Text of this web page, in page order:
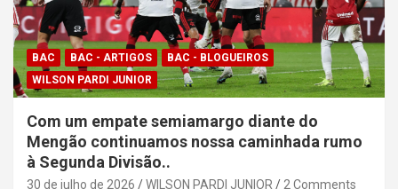
BAC BAC - ARTIGOS
BAC - BLOGUEIROS
WILSON PARDI JUNIOR
Com um empate semiamargo diante do
Mengão continuamos nossa caminhada rumo
à Segunda Divisão..
30 de julho de 2026 WILSON PARDI JUNIOR 2 Comments